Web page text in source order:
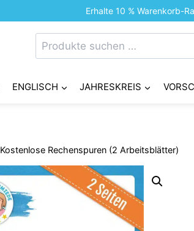
Erhalte 10 % Warenkorb-
Suchen
nach:
ENGLISCH JAHRESKREIS
Kostenlose Rechenspuren (2 Arbeitsblätter)